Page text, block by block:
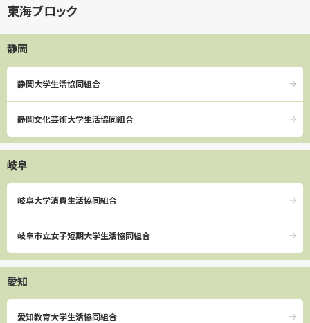
東海ブロック
静岡
静岡大学生活協同組合
静岡文化芸術大学生活協同組合
岐阜
岐阜大学消費生活協同組合
岐阜市立女子短期大学生活協同組合
愛知
愛知教育大学生活協同組合